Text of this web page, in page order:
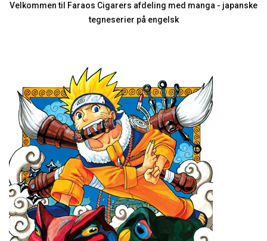
Velkommen til Faraos Cigarers afdeling med manga - japanske
tegneserier på engelsk